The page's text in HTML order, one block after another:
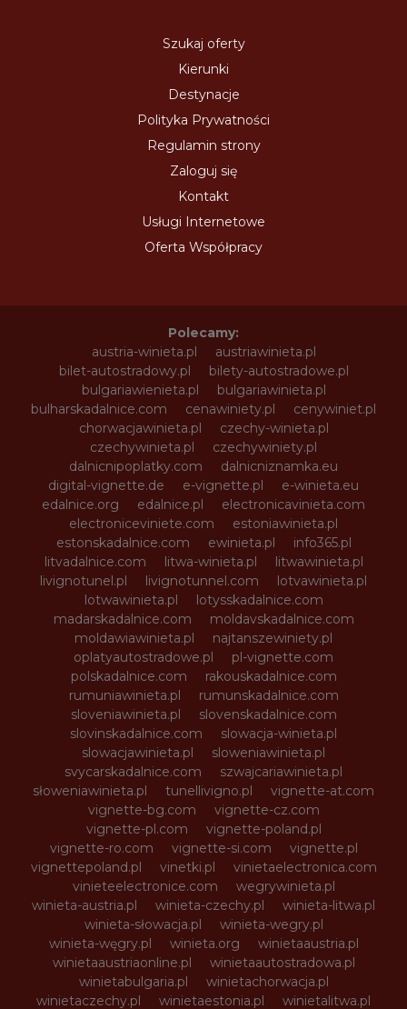
Szukaj oferty
Kierunki
Destynacje
Polityka Prywatności
Regulamin strony
Zaloguj się
Kontakt
Usługi Internetowe
Oferta Współpracy
Polecamy:
austria-winieta.pl
austriawinieta.pl
bilet-autostradowy.pl
bilety-autostradowe.pl
bulgariawienieta.pl
bulgariawinieta.pl
bulharskadalnice.com
cenawiniety.pl
cenywiniet.pl
chorwacjawinieta.pl
czechy-winieta.pl
czechywinieta.pl
czechywiniety.pl
dalnicnipoplatky.com
dalnicniznamka.eu
digital-vignette.de
e-vignette.pl
e-winieta.eu
edalnice.org
edalnice.pl
electronicavinieta.com
electroniceviniete.com
estoniawinieta.pl
estonskadalnice.com
ewinieta.pl
info365.pl
litvadalnice.com
litwa-winieta.pl
litwawinieta.pl
livignotunel.pl
livignotunnel.com
lotvawinieta.pl
lotwawinieta.pl
lotysskadalnice.com
madarskadalnice.com
moldavskadalnice.com
moldawiawinieta.pl
najtanszewiniety.pl
oplatyautostradowe.pl
pl-vignette.com
polskadalnice.com
rakouskadalnice.com
rumuniawinieta.pl
rumunskadalnice.com
sloveniawinieta.pl
slovenskadalnice.com
slovinskadalnice.com
slowacja-winieta.pl
slowacjawinieta.pl
sloweniawinieta.pl
svycarskadalnice.com
szwajcariawinieta.pl
słoweniawinieta.pl
tunellivigno.pl
vignette-at.com
vignette-bg.com
vignette-cz.com
vignette-pl.com
vignette-poland.pl
vignette-ro.com
vignette-si.com
vignette.pl
vignettepoland.pl
vinetki.pl
vinietaelectronica.com
vinieteelectronice.com
wegrywinieta.pl
winieta-austria.pl
winieta-czechy.pl
winieta-litwa.pl
winieta-słowacja.pl
winieta-wegry.pl
winieta-węgry.pl
winieta.org
winietaaustria.pl
winietaaustriaonline.pl
winietaautostradowa.pl
winietabulgaria.pl
winietachorwacja.pl
winietaczechy.pl
winietaestonia.pl winietalitwa.pl